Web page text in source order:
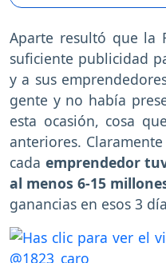
Aparte resultó que la
suficiente publicidad
y a sus
gente y no había
esta ocasión, cosa
anteriores.
cada emprendedor
al menos 6-15
ganancias en esos 3